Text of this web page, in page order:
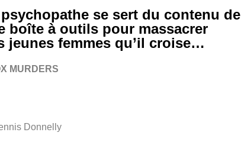
se sert du contenu de
boîte à outils pour massacrer
jeunes femmes qu’il croise…
MURDERS
Donnelly